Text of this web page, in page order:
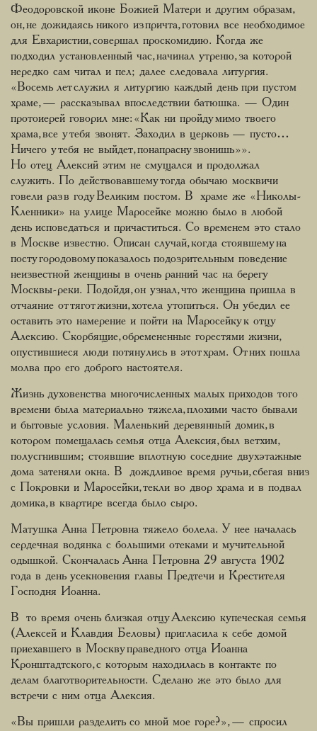
Феодоровской иконе Божией Матери и другим образам,
он, не дожидаясь никого из причта, готовил все необходимое
для Евхаристии, совершал проскомидию. Когда же
подходил установленный час, начинал утреню, за которой
нередко сам читал и пел; далее следовала литургия.
«Восемь лет служил я литургию каждый день при пустом
храме, — рассказывал впоследствии батюшка. — Один
протоиерей говорил мне: «Как ни пройду мимо твоего
храма, все у тебя звонят. Заходил в церковь — пусто…
Ничего у тебя не выйдет, понапрасну звонишь»».
Но отец Алексий этим не смущался и продолжал
служить. По действовавшему тогда обычаю москвичи
говели раз в году Великим постом. В храме же «Николы-
Кленники» на улице Маросейке можно было в любой
день исповедаться и причаститься. Со временем это стало
в Москве известно. Описан случай, когда стоявшему на
посту городовому показалось подозрительным поведение
неизвестной женщины в очень ранний час на берегу
Москвы-реки. Подойдя, он узнал, что женщина пришла в
отчаяние от тягот жизни, хотела утопиться. Он убедил ее
оставить это намерение и пойти на Маросейку к отцу
Алексию. Скорбящие, обремененные горестями жизни,
опустившиеся люди потянулись в этот храм. От них пошла
молва про его доброго настоятеля.
Жизнь духовенства многочисленных малых приходов того
времени была материально тяжела, плохими часто бывали
и бытовые условия. Маленький деревянный домик, в
котором помещалась семья отца Алексия, был ветхим,
полусгнившим; стоявшие вплотную соседние двухэтажные
дома затеняли окна. В дождливое время ручьи, сбегая вниз
с Покровки и Маросейки, текли во двор храма и в подвал
домика, в квартире всегда было сыро.
Матушка Анна Петровна тяжело болела. У нее началась
сердечная водянка с большими отеками и мучительной
одышкой. Скончалась Анна Петровна 29 августа 1902
года в день усекновения главы Предтечи и Крестителя
Господня Иоанна.
В то время очень близкая отцу Алексию купеческая семья
(Алексей и Клавдия Беловы) пригласила к себе домой
приехавшего в Москву праведного отца Иоанна
Кронштадтского, с которым находилась в контакте по
делам благотворительности. Сделано же это было для
встречи с ним отца Алексия.
«Вы пришли разделить со мной мое горе?», — спросил